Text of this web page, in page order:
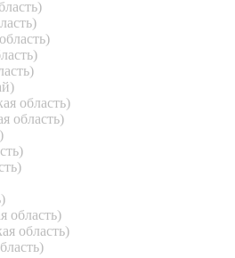
область)
область)
область)
область)